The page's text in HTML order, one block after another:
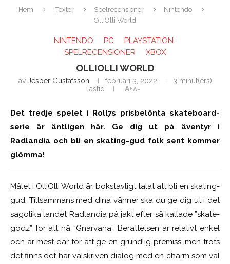
Hem Texter Spelrecensioner
Nintendo
OlliOlli World
NINTENDO PC
PLAYSTATION
SPELRECENSIONER
XBOX
OLLIOLLI WORLD
av Jesper Gustafsson februari 3, 2022
3 minut(ers)
lästid
A+A-
Det tredje spelet i Roll7s prisbelönta skateboard-
serie är äntligen här. Ge dig ut på äventyr i
Radlandia och bli en skating-gud folk sent kommer
glömma!
Målet i OlliOlli World är bokstavligt talat att bli en skating-
gud. Tillsammans med dina vänner ska du ge dig ut i det
sagolika landet Radlandia på jakt efter så kallade ”skate-
godz” för att nå “Gnarvana”. Berättelsen är relativt enkel
och är mest där för att ge en grundlig premiss, men trots
det finns det här välskriven dialog med en charm som väl